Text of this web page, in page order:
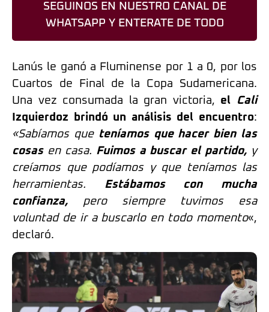
SEGUINOS EN NUESTRO CANAL DE
WHATSAPP Y ENTERATE DE TODO
Lanús le ganó a Fluminense por 1 a 0, por los
Cuartos de Final de la Copa Sudamericana.
Una vez consumada la gran victoria, el
Cali
Izquierdoz brindó un análisis del encuentro:
«Sabíamos que teníamos que hacer bien las
cosasen casa. Fuimos a buscar el partido, y
creíamos que podíamos y que teníamos las
herramientas. Estábamos con mucha
confianza, pero siempre tuvimos esa
voluntad de ir a buscarlo en todo momento«,
declaró.